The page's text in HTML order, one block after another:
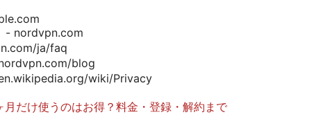
- nordvpn.com
ja/faq
blog
wiki/Privacy
だけ使うのはお得？料金・登録・解約まで